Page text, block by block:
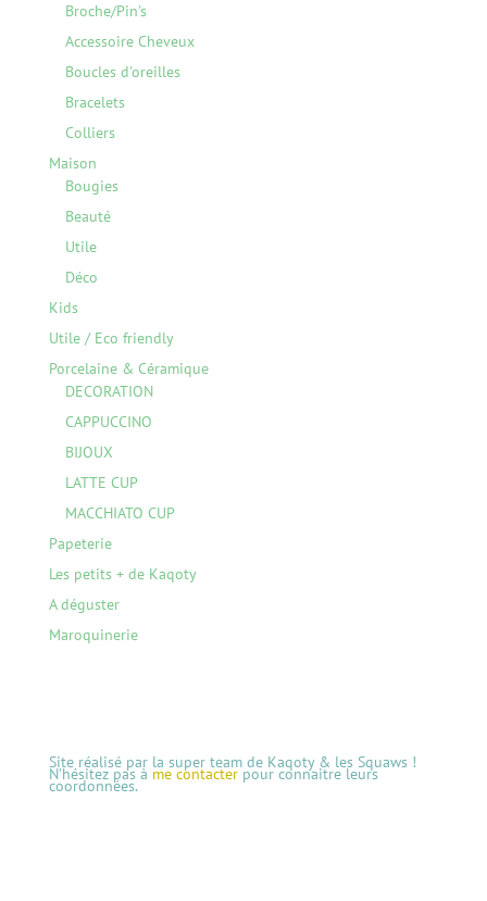
Broche/Pin's
Accessoire Cheveux
Boucles d'oreilles
Bracelets
Colliers
Maison
Bougies
Beauté
Utile
Déco
Kids
Utile / Eco friendly
Porcelaine & Céramique
DECORATION
CAPPUCCINO
BIJOUX
LATTE CUP
MACCHIATO CUP
Papeterie
Les petits + de Kaqoty
A déguster
Maroquinerie
Site réalisé par la super team de Kaqoty & les Squaws !
N’hésitez pas à me contacterpour connaitre leurs
coordonnées.